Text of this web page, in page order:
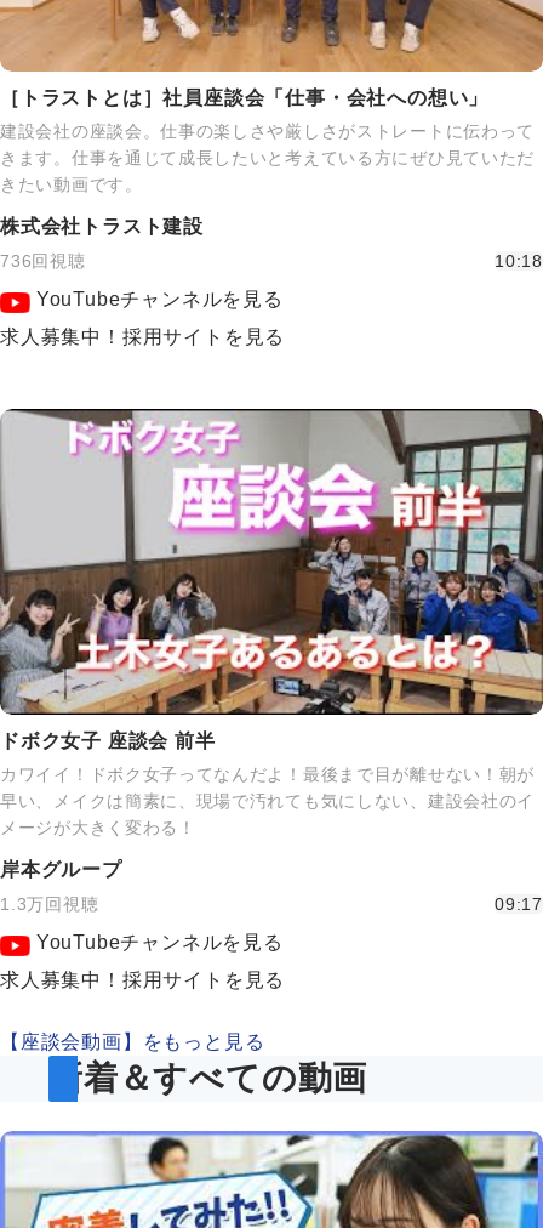
［トラストとは］社員座談会「仕事・会社への想い」
建設会社の座談会。仕事の楽しさや厳しさがストレートに伝わって
きます。仕事を通じて成長したいと考えている方にぜひ見ていただ
きたい動画です。
株式会社トラスト建設
736回視聴 10:18
YouTubeチャンネルを見る
求人募集中！採用サイトを見る
ドボク女子 座談会 前半
カワイイ！ドボク女子ってなんだよ！最後まで目が離せない！朝が
早い、メイクは簡素に、現場で汚れても気にしない、建設会社のイ
メージが大きく変わる！
岸本グループ
1.3万回視聴 09:17
YouTubeチャンネルを見る
求人募集中！採用サイトを見る
【座談会動画】をもっと見る
新着＆すべての動画